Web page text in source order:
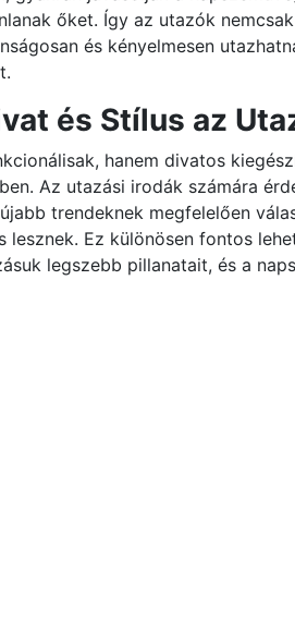
őket. Így az utazók
és kényelmesen
és Stílus az
hanem divatos
Az utazási irodák számára
trendeknek megfelelően
lesznek. Ez különösen fontos
legszebb pillanatait, és a